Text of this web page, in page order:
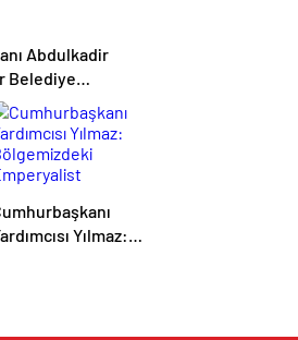
Abdulkadir
Belediye
Yılmaz: